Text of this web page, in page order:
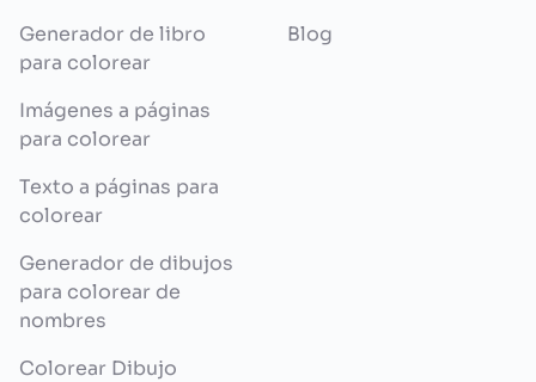
Generador de libro
para colorear
Imágenes a páginas
para colorear
Texto a páginas para
colorear
Generador de dibujos
para colorear de
nombres
Colorear Dibujo
Blog